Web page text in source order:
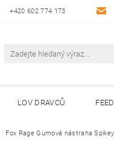
+420 602 774 173
LOV DRAVCŮ
Fox Rage Gumová nástraha